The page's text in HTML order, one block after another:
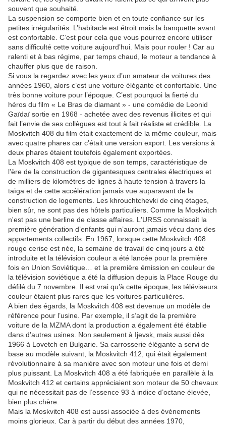
souvent que souhaité.
La suspension se comporte bien et en toute confiance sur les
petites irrégularités. L’habitacle est étroit mais la banquette avant
est confortable. C’est pour cela que vous pourrez encore utiliser
sans difficulté cette voiture aujourd’hui. Mais pour rouler ! Car au
ralenti et à bas régime, par temps chaud, le moteur a tendance à
chauffer plus que de raison.
Si vous la regardez avec les yeux d’un amateur de voitures des
années 1960, alors c’est une voiture élégante et confortable. Une
très bonne voiture pour l’époque. C’est pourquoi la fierté du
héros du film « Le Bras de diamant » - une comédie de Leonid
Gaïdaï sortie en 1968 - achetée avec des revenus illicites et qui
fait l’envie de ses collègues est tout à fait réaliste et crédible. La
Moskvitch 408 du film était exactement de la même couleur, mais
avec quatre phares car c’était une version export. Les versions à
deux phares étaient toutefois également exportées.
La Moskvitch 408 est typique de son temps, caractéristique de
l'ère de la construction de gigantesques centrales électriques et
de milliers de kilomètres de lignes à haute tension à travers la
taïga et de cette accélération jamais vue auparavant de la
construction de logements. Les khrouchtchevki de cinq étages,
bien sûr, ne sont pas des hôtels particuliers. Comme la Moskvitch
n'est pas une berline de classe affaires. L'URSS connaissait la
première génération d’enfants qui n’auront jamais vécu dans des
appartements collectifs. En 1967, lorsque cette Moskvitch 408
rouge cerise est née, la semaine de travail de cinq jours a été
introduite et la télévision couleur a été lancée pour la première
fois en Union Soviétique… et la première émission en couleur de
la télévision soviétique a été la diffusion depuis la Place Rouge du
défilé du 7 novembre. Il est vrai qu’à cette époque, les téléviseurs
couleur étaient plus rares que les voitures particulières.
A bien des égards, la Moskvitch 408 est devenue un modèle de
référence pour l’usine. Par exemple, il s‘agit de la première
voiture de la MZMA dont la production a également été établie
dans d’autres usines. Non seulement à Ijevsk, mais aussi dès
1966 à Lovetch en Bulgarie. Sa carrosserie élégante a servi de
base au modèle suivant, la Moskvitch 412, qui était également
révolutionnaire à sa manière avec son moteur une fois et demi
plus puissant. La Moskvitch 408 a été fabriquée en parallèle à la
Moskvitch 412 et certains appréciaient son moteur de 50 chevaux
qui ne nécessitait pas de l’essence 93 à indice d’octane élevée,
bien plus chère.
Mais la Moskvitch 408 est aussi associée à des évènements
moins glorieux. Car à partir du début des années 1970,